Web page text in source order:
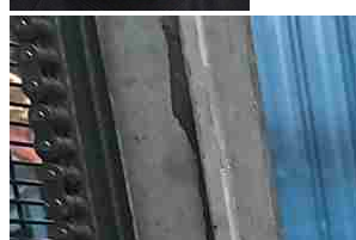
Nissan VANETTE 1
Nissan VANETTE 2